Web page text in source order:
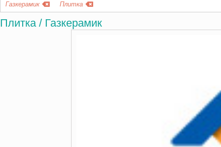
Газкерамик Плитка
Плитка / Газкерамик